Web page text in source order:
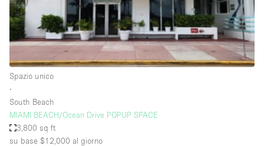
Imbarcazione
Magazzino
Negozio in centro commerciale
Sala conferenze
Sala riunioni
Spazio unico
∙
South Beach
MIAMI BEACH/Ocean Drive POPUP SPACE
3,800 sq ft
su base $12,000 al giorno